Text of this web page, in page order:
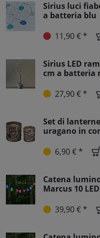
Sirius luci
a batteria blu
11,90 € *
Sirius LED
cm a batteria
27,90 € *
Set di
uragano in
6,90 € *
Catena
Marcus 10
39,90 € *